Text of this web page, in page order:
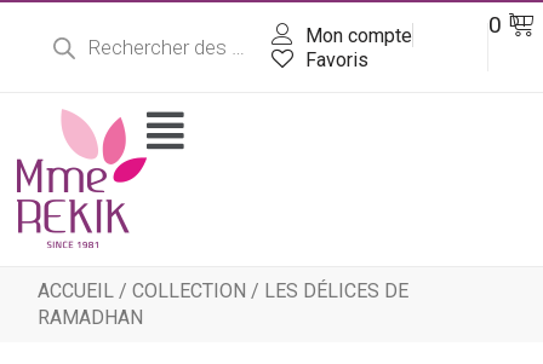
Recherche
produits
Mon compte
Favoris
0 DT
Flyout
Menu
ACCUEIL /COLLECTION / LES DÉLICES DE
RAMADHAN